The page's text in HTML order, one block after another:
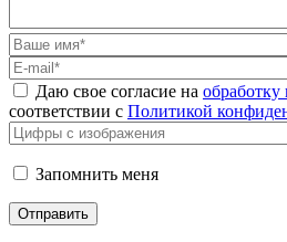
Даю свое согласие на
соответствии с Политикой
Запомнить меня